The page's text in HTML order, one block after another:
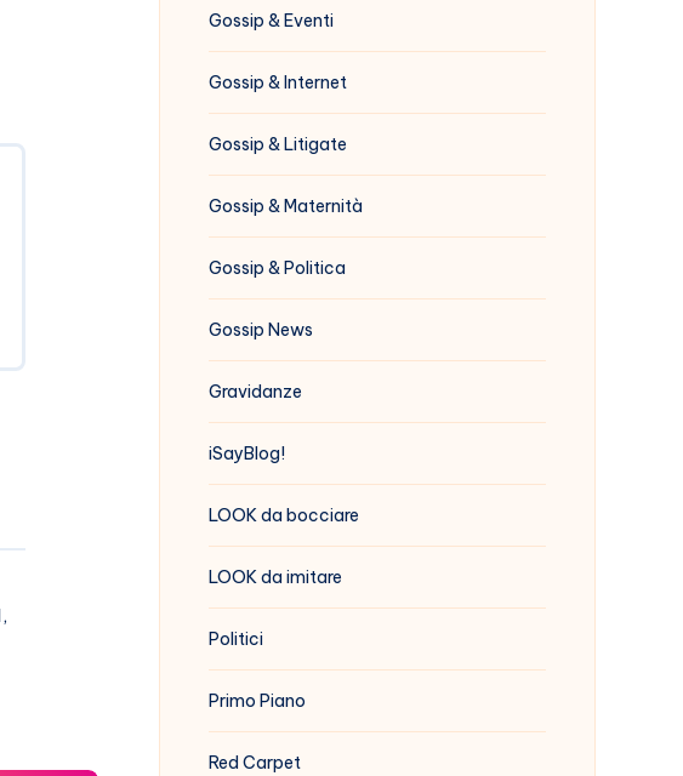
Gossip & Eventi
Gossip & Internet
Gossip & Litigate
Gossip & Maternità
Gossip & Politica
Gossip News
Gravidanze
iSayBlog!
LOOK da bocciare
LOOK da imitare
Politici
Primo Piano
Red Carpet